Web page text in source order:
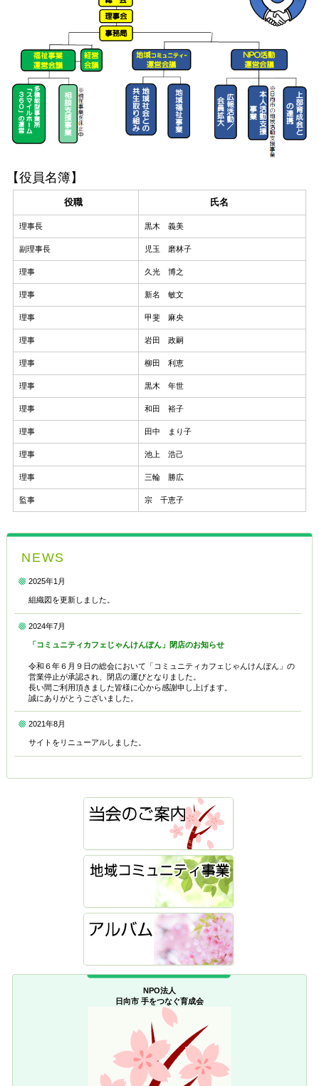
【役員名簿】
役職 氏名
理事長 黒木 義美
副理事長 児玉 磨林子
理事 久光 博之
理事 新名 敏文
理事 甲斐 麻央
理事 岩田 政嗣
理事 柳田 利恵
理事 黒木 年世
理事 和田 裕子
理事 田中 まり子
理事 池上 浩己
理事 三輪 勝広
監事 宗 千恵子
NEWS
2025年1月
組織図を更新しました。
2024年7月
「コミュニティカフェじゃんけんぽん」閉店のお知らせ
令和６年６月９日の総会において「コミュニティカフェじゃんけんぽん」の
営業停止が承認され、閉店の運びとなりました。
長い間ご利用頂きました皆様に心から感謝申し上げます。
誠にありがとうございました。
2021年8月
サイトをリニューアルしました。
NPO法人
日向市 手をつなぐ育成会